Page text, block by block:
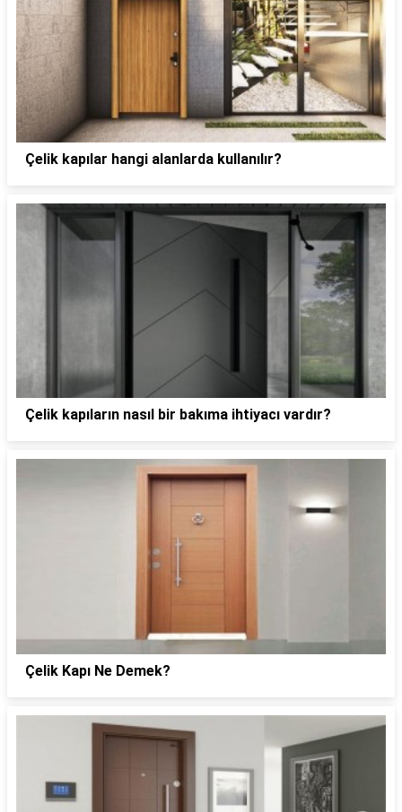
Çelik kapılar hangi alanlarda kullanılır?
Çelik kapıların nasıl bir bakıma ihtiyacı vardır?
Çelik Kapı Ne Demek?